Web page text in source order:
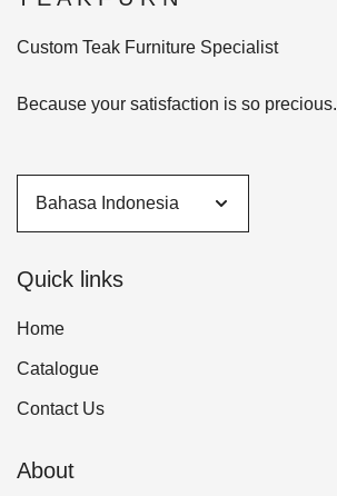
Custom Teak Furniture Specialist
Because your satisfaction is so precious.
Quick links
Home
Catalogue
Contact Us
About